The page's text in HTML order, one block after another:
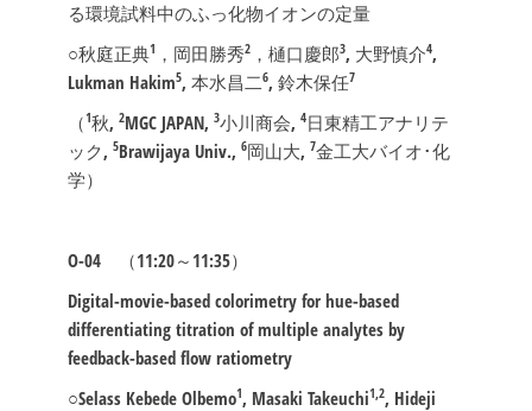
る環境試料中のふっ化物イオンの定量
○秋庭正典1 ，岡田勝秀2，樋口慶郎3, 大野慎介4,
Lukman Hakim5, 本水昌二6, 鈴木保任7
（ 1秋, 2MGC JAPAN, 3小川商会, 4日東精工アナリテ
ック, 5Brawijaya Univ., 6岡山大, 7金工大バイオ･化
学）
O-04（11:20～11:35）
Digital-movie-based colorimetry for hue-based
differentiating titration of multiple analytes by
feedback-based flow ratiometry
○Selass Kebede Olbemo1, Masaki Takeuchi1,2, Hideji